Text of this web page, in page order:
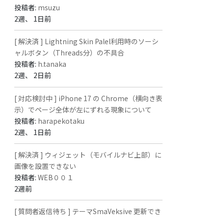
投稿者: msuzu
2週、 1日前
[ 解決済 ] Lightning Skin Palel利用時のソーシ
ャルボタン（Threads分）の不具合
投稿者: h.tanaka
2週、 2日前
[ 対応検討中 ] iPhone 17 の Chrome（横向き表
示）でページ全体が左にずれる現象について
投稿者: harapekotaku
2週、 1日前
[ 解決済 ] ウィジェット（モバイルナビ上部）に
画像を設置できない
投稿者:WEB００１
2週前
[ 質問者返信待ち ] テーマSmaVeksive 更新でき